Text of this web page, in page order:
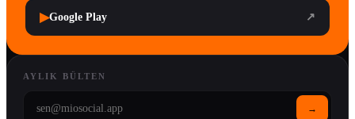
▶Google Play ↗
AYLIK BÜLTEN
→